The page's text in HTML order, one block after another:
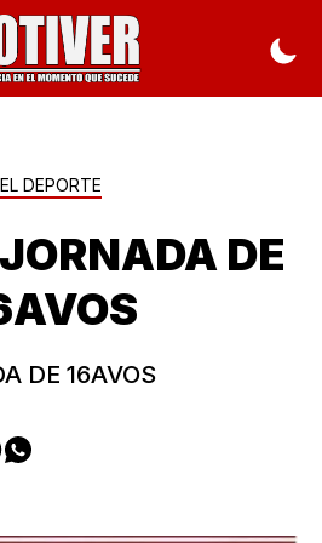
EL DEPORTE
DE
DE 16AVOS